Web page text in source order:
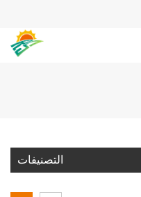
التصنيفات